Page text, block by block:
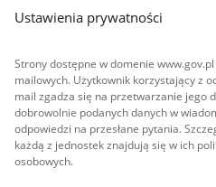
Ustawienia prywatności
Strony dostępne w domenie
mailowych. Użytkownik korzystający z
mail zgadza się na przetwarzanie jego
dobrowolnie podanych danych w
odpowiedzi na przesłane pytania.
każdą z jednostek znajdują się w ich
osobowych.